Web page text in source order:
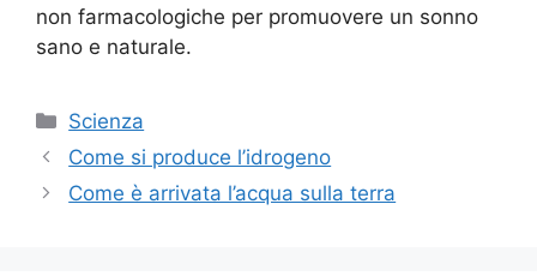
non farmacologiche per promuovere un sonno
sano e naturale.
Categorie
Scienza
Come si produce l’idrogeno
Come è arrivata l’acqua sulla terra